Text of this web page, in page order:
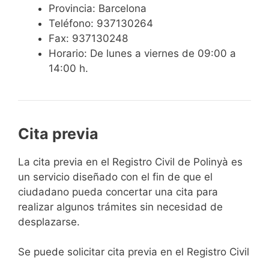
Provincia: Barcelona
Teléfono: 937130264
Fax: 937130248
Horario: De lunes a viernes de 09:00 a
14:00 h.
Cita previa
​​​​​​​​​​​​​​​​​​​​​​​​​​​​La cita previa en el Registro Civil de Polinyà es
un servicio diseñado con el fin de que el
ciudadano pueda concertar una cita para
realizar algunos trámites sin necesidad de
desplazarse.​
Se puede solicitar cita previa en el Registro Civil